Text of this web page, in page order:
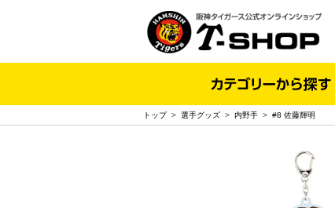
トップ> 選手グッズ > 内野手 > #8 佐藤輝明